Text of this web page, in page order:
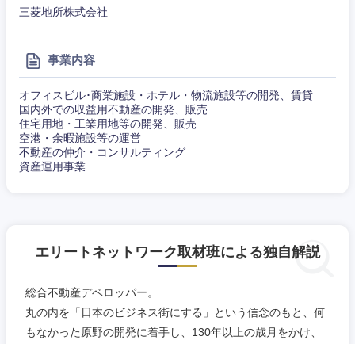
三菱地所株式会社
事業内容
オフィスビル･商業施設・ホテル・物流施設等の開発、賃貸
国内外での収益用不動産の開発、販売
住宅用地・工業用地等の開発、販売
空港・余暇施設等の運営
不動産の仲介・コンサルティング
資産運用事業
エリートネットワーク取材班による独自解説
総合不動産デベロッパー。
丸の内を「日本のビジネス街にする」という信念のもと、何
もなかった原野の開発に着手し、130年以上の歳月をかけ、